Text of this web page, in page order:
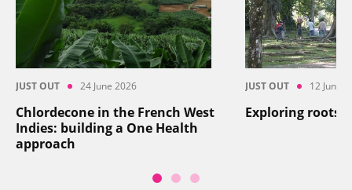
JUST OUT 24 June 2026
Chlordecone in the French West
Indies: building a One Health
approach
JUST OUT 12 June
Exploring roots